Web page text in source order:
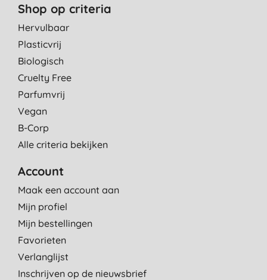
Shop op criteria
Hervulbaar
Plasticvrij
Biologisch
Cruelty Free
Parfumvrij
Vegan
B-Corp
Alle criteria bekijken
Account
Maak een account aan
Mijn profiel
Mijn bestellingen
Favorieten
Verlanglijst
Inschrijven op de nieuwsbrief